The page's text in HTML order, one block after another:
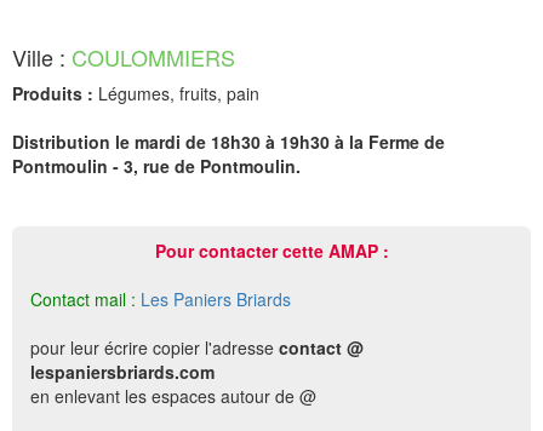
Ville : COULOMMIERS
Produits : Légumes, fruits, pain
Distribution le mardi de 18h30 à 19h30 à la Ferme de
Pontmoulin - 3, rue de Pontmoulin.
Pour contacter cette AMAP :
Contact mail : Les Paniers Briards
pour leur écrire copier l'adresse contact @
lespaniersbriards.com
en enlevant les espaces autour de @